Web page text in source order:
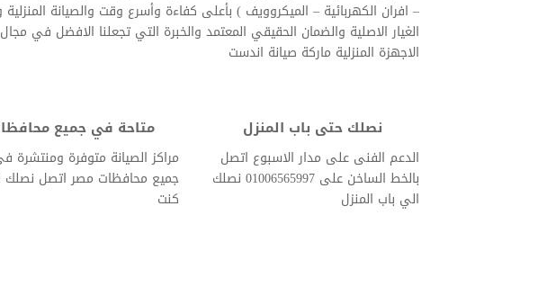
– افران الكهربائية – الميكروويف ) بأعلى كفاءة وأسرع وقت والصيانة
الغيار الاصلية والضمان الحقيقي المعتمد والخبرة التي تجعلنا الافضل في
الاجهزة المنزلية ماركة صيانة اندست
متاحة في جميع
مراكز الصيانة متوفرة ومنتشرة
جميع محافظات مصر اتصل نصلك
كنت
نصلك حتى باب المنزل
الدعم الفنى على مدار الاسبوع اتصل
بالخط الساخن على 01006565997 نصلك
الي باب المنزل